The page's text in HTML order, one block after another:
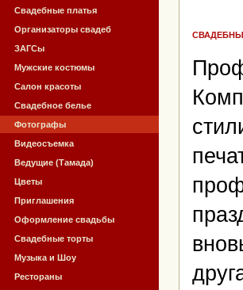
Свадебные платья
Организаторы свадеб
ЗАГСы
Мужские костюмы
Салон красоты
Свадебное белье
Фотографы
Видеосъемка
Ведущие (Тамада)
Цветы
Приглашения
Оформление свадьбы
Свадебные торты
Музыка и Шоу
Рестораны